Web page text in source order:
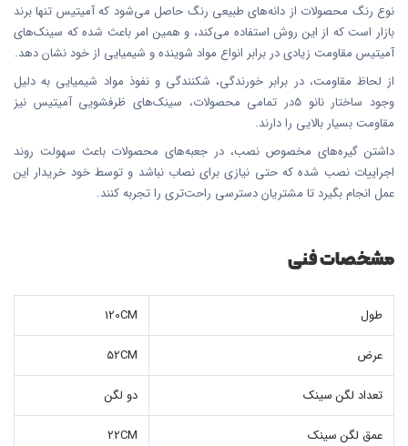
نوع رنگ محصولات از دانه‌های طبیعی رنگ حاصل می‌شود که آمیتیس تنها برند
بازار است که از این روش استفاده می‌کند، و همین امر باعث شده که سینک‌های
آمیتیس مقاومت زیادی در برابر انواع مواد شوینده و شیمیایی از خود نشان دهد.
از لحاظ مقاومت، در برابر خورندگی، شکنندگی و نفوذ مواد شیمیایی به دلیل
وجود ساختار نانو 5در تمامی محصولات، سینک‌های ظرفشویی آمیتیس نیز
مقاومت بسیار بالایی را دارند.
داشتن گیره‌های مخصوص نصب، در جعبه‌های محصولات باعث سهولت روند
اجراییات نصب شده که حتی نیازی برای نصاب نباشد و توسط خود خریدار این
عمل انجام بگیرد تا مشتریان دسترسی راحت‌تری را تجربه کنند.
مشخصات فنی
طول 120CM
عرض 52CM
تعداد لگن سینک دو لگن
عمق لگن سینک 22CM